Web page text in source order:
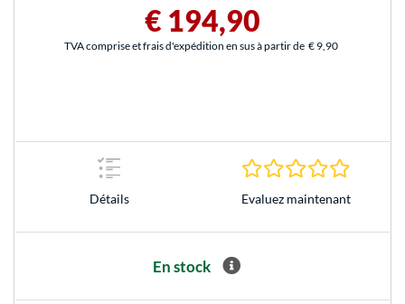
€ 194,90
TVA comprise et frais d'expédition en sus à partir de € 9,90
Détails Evaluez maintenant
En stock